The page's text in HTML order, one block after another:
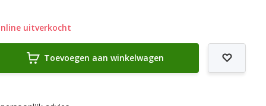
uitverkocht
Toevoegen aan winkelwagen